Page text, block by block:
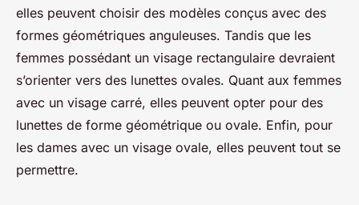
elles peuvent choisir des modèles conçus avec des
formes géométriques anguleuses. Tandis que les
femmes possédant un visage rectangulaire devraient
s’orienter vers des lunettes ovales. Quant aux femmes
avec un visage carré, elles peuvent opter pour des
lunettes de forme géométrique ou ovale. Enfin, pour
les dames avec un visage ovale, elles peuvent tout se
permettre.